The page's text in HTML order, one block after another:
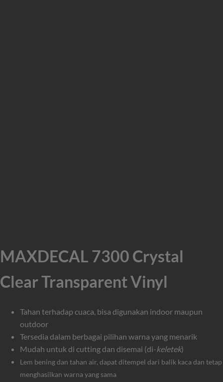
MAXDECAL 7300 Crystal
Clear Transparent Vinyl
Tahan terhadap cuaca, bisa digunakan indoor maupun
outdoor
Tersedia dalam berbagai pilihan warna yang menarik
Mudah untuk di cutting dan disemai (di-keletek)
Lem bening dan tahan air, dapat ditempel dari balik kaca dan tetap
menghasilkan warna yang sama